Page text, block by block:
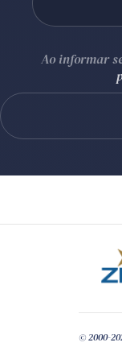
Ao informar
© 2000-